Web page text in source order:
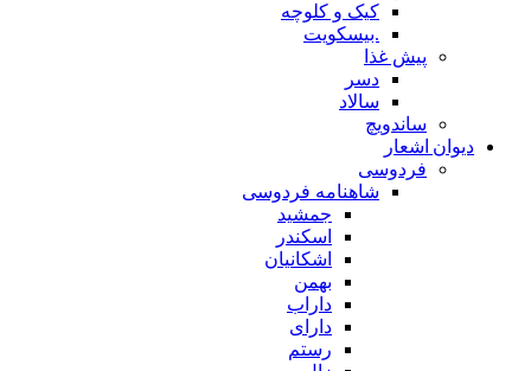
کیک و کلوچه
.بیسکویت
پیش غذا
دسر
سالاد
ساندویچ
دیوان اشعار
فردوسی
شاهنامه فردوسی
جمشید
اسکندر
اشکانیان
بهمن
داراب
دارای
رستم